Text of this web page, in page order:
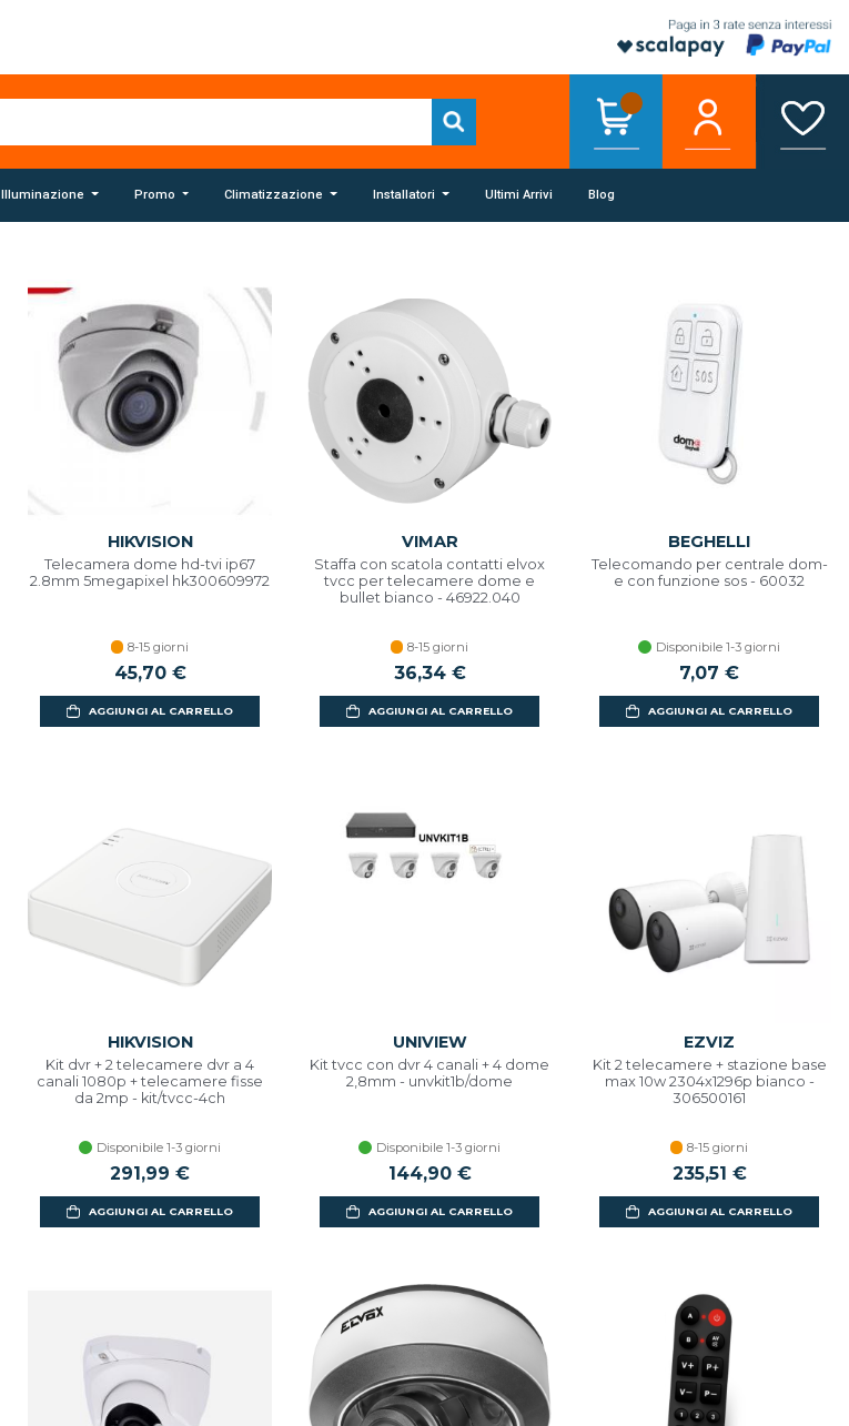
Illuminazione Promo Climatizzazione Installatori Ultimi Arrivi Blog
HIKVISION
Telecamera dome hd-tvi ip67
2.8mm 5megapixel hk300609972
8-15 giorni
45,70 €
AGGIUNGI AL CARRELLO
VIMAR
Staffa con scatola contatti elvox
tvcc per telecamere dome e
bullet bianco - 46922.040
8-15 giorni
36,34 €
AGGIUNGI AL CARRELLO
BEGHELLI
Telecomando per centrale dom-
e con funzione sos - 60032
Disponibile 1-3 giorni
7,07 €
AGGIUNGI AL CARRELLO
HIKVISION
Kit dvr + 2 telecamere dvr a 4
canali 1080p + telecamere fisse
da 2mp - kit/tvcc-4ch
Disponibile 1-3 giorni
291,99 €
AGGIUNGI AL CARRELLO
UNIVIEW
Kit tvcc con dvr 4 canali + 4 dome
2,8mm - unvkit1b/dome
Disponibile 1-3 giorni
144,90 €
AGGIUNGI AL CARRELLO
EZVIZ
Kit 2 telecamere + stazione base
max 10w 2304x1296p bianco -
306500161
8-15 giorni
235,51 €
AGGIUNGI AL CARRELLO